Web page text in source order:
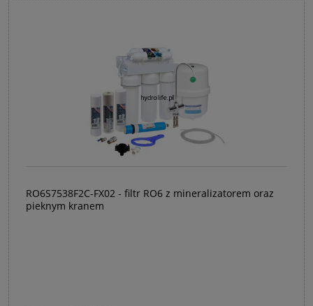
RO6S7538F2C-FX02 - filtr RO6 z mineralizatorem oraz
pieknym kranem